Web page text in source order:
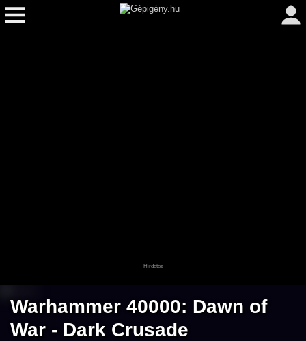
Warhammer 40000: Dawn of
War - Dark Crusade